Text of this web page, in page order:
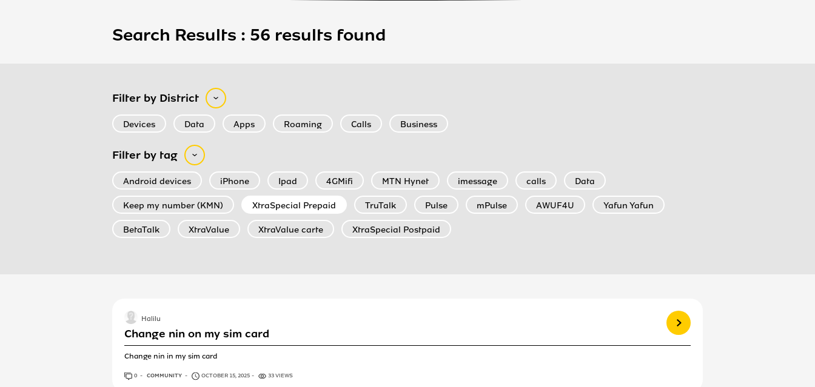
Search Results : 56 results found
Filter by District
Devices Data Apps Roaming Calls Business
Filter by tag
Android devices iPhone Ipad 4GMifi MTN Hynet imessage calls Data
Keep my number (KMN) XtraSpecial Prepaid TruTalk Pulse mPulse AWUF4U Yafun Yafun
BetaTalk XtraValue XtraValue carte XtraSpecial Postpaid
Change nin on my sim card
Change nin in my sim card
View more
Halilu
0 ANSWERS
COMMUNITY OCTOBER 15, 2025 33 VIEWS